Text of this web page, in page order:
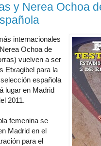
y Nerea Ochoa
internacionales
Ochoa de
vuelven a ser
Etxagibel para la
española
lugar en Madrid
2011.
femenina se
Madrid en el
para el